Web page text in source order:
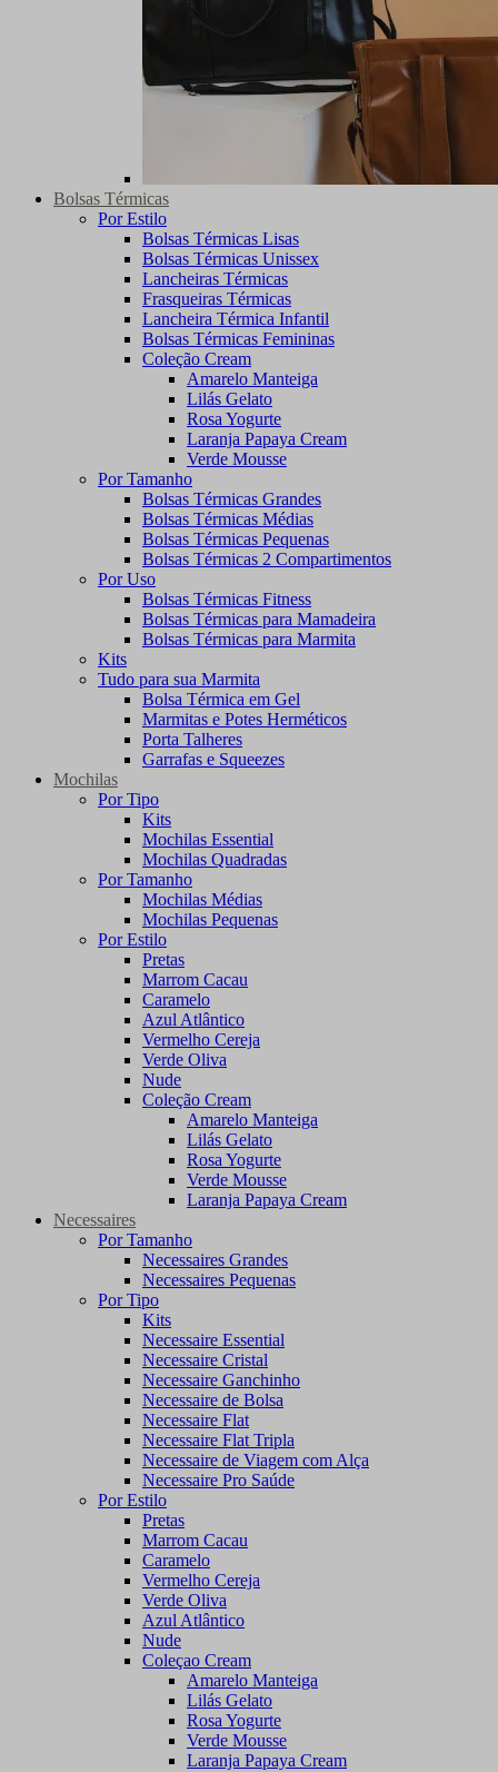
Bolsas Térmicas
Por Estilo
Bolsas Térmicas Lisas
Bolsas Térmicas Unissex
Lancheiras Térmicas
Frasqueiras Térmicas
Lancheira Térmica Infantil
Bolsas Térmicas Femininas
Coleção Cream
Amarelo Manteiga
Lilás Gelato
Rosa Yogurte
Laranja Papaya Cream
Verde Mousse
Por Tamanho
Bolsas Térmicas Grandes
Bolsas Térmicas Médias
Bolsas Térmicas Pequenas
Bolsas Térmicas 2 Compartimentos
Por Uso
Bolsas Térmicas Fitness
Bolsas Térmicas para Mamadeira
Bolsas Térmicas para Marmita
Kits
Tudo para sua Marmita
Bolsa Térmica em Gel
Marmitas e Potes Herméticos
Porta Talheres
Garrafas e Squeezes
Mochilas
Por Tipo
Kits
Mochilas Essential
Mochilas Quadradas
Por Tamanho
Mochilas Médias
Mochilas Pequenas
Por Estilo
Pretas
Marrom Cacau
Caramelo
Azul Atlântico
Vermelho Cereja
Verde Oliva
Nude
Coleção Cream
Amarelo Manteiga
Lilás Gelato
Rosa Yogurte
Verde Mousse
Laranja Papaya Cream
Necessaires
Por Tamanho
Necessaires Grandes
Necessaires Pequenas
Por Tipo
Kits
Necessaire Essential
Necessaire Cristal
Necessaire Ganchinho
Necessaire de Bolsa
Necessaire Flat
Necessaire Flat Tripla
Necessaire de Viagem com Alça
Necessaire Pro Saúde
Por Estilo
Pretas
Marrom Cacau
Caramelo
Vermelho Cereja
Verde Oliva
Azul Atlântico
Nude
Coleçao Cream
Amarelo Manteiga
Lilás Gelato
Rosa Yogurte
Verde Mousse
Laranja Papaya Cream